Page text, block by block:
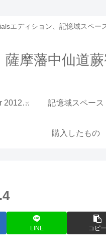
エディション、記憶域スペー
薩摩藩中仙道
Windows Server 2012 Essentials 記憶域スペース
購入したもの
LINE コピー